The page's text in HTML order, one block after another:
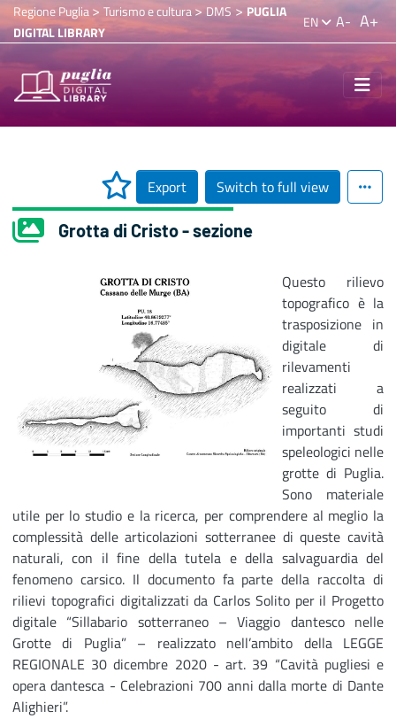
Regione Puglia> Turismo e cultura>DMS > PUGLIA
DIGITAL LIBRARY
EN A- A+
Export Switch to full view
Grotta di Cristo - sezione
Questo rilievo
topografico è la
trasposizione in
digitale di
rilevamenti
realizzati a
seguito di
importanti studi
speleologici nelle
grotte di Puglia.
Sono materiale
utile per lo studio e la ricerca, per comprendere al meglio la
complessità delle articolazioni sotterranee di queste cavità
naturali, con il fine della tutela e della salvaguardia del
fenomeno carsico. Il documento fa parte della raccolta di
rilievi topografici digitalizzati da Carlos Solito per il Progetto
digitale “Sillabario sotterraneo – Viaggio dantesco nelle
Grotte di Puglia” – realizzato nell’ambito della LEGGE
REGIONALE 30 dicembre 2020 - art. 39 “Cavità pugliesi e
opera dantesca - Celebrazioni 700 anni dalla morte di Dante
Alighieri”.